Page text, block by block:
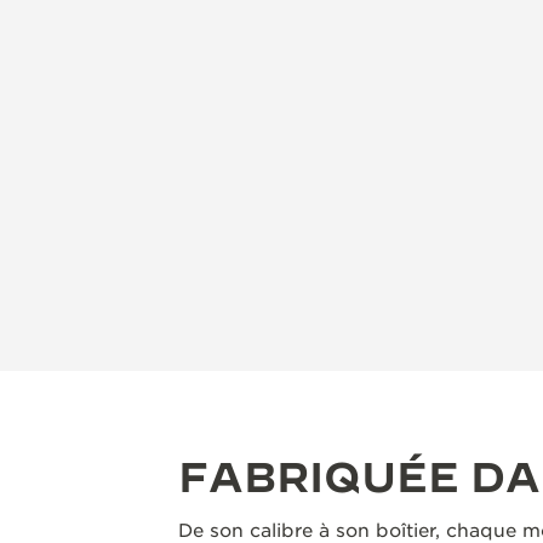
FABRIQUÉE
De son calibre à son boîtier, chaque